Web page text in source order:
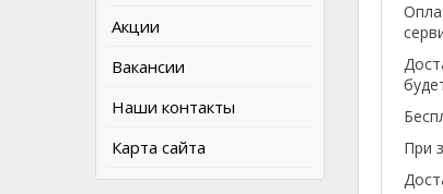
Акции
Вакансии
Наши контакты
Карта сайта
При